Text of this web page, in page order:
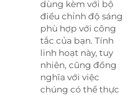
dùng kèm với bộ
điều chỉnh độ sáng
phù hợp với công
tắc của bạn. Tính
linh hoạt này, tuy
nhiên, cũng đồng
nghĩa với việc
chúng có thể thực